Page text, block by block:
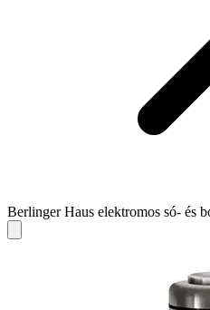
Berlinger Haus elektromos só- és